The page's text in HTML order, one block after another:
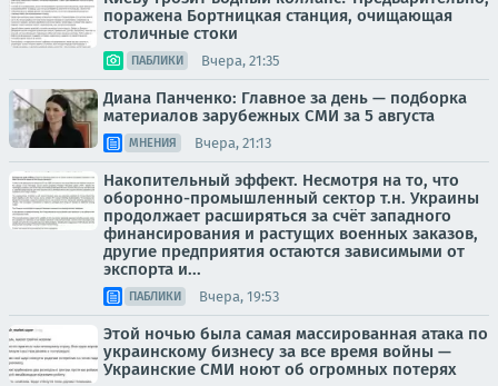
поражена Бортницкая станция, очищающая
столичные стоки
ПАБЛИКИ Вчера, 21:35
Диана Панченко: Главное за день — подборка
материалов зарубежных СМИ за 5 августа
МНЕНИЯ Вчера, 21:13
Накопительный эффект. Несмотря на то, что
оборонно-промышленный сектор т.н. Украины
продолжает расширяться за счёт западного
финансирования и растущих военных заказов,
другие предприятия остаются зависимыми от
экспорта и...
ПАБЛИКИ Вчера, 19:53
Этой ночью была самая массированная атака по
украинскому бизнесу за все время войны —
Украинские СМИ ноют об огромных потерях